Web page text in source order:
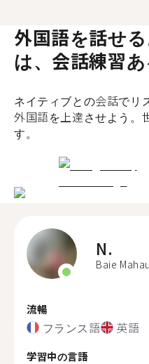
外国語を話せ
は、会話練習あ
ネイティブとの会話でリ
外国語を上達させよう。
す。
N.
Baie
流暢
フランス語 英語
学習中の言語